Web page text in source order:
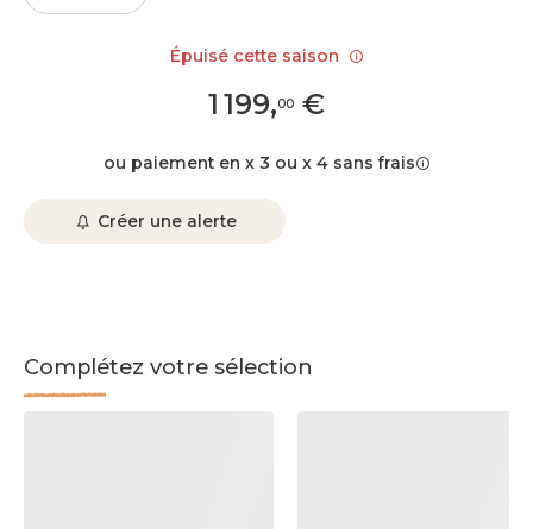
1 199,00 €
ou paiement en x 3 ou x 4 sans frais
Créer une alerte
Complétez votre sélection